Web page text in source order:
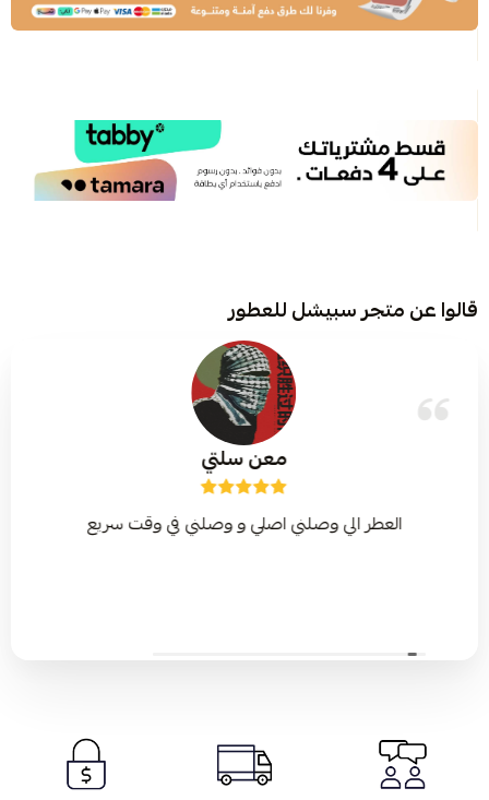
قالوا عن متجر سبيشل للعطور
معن سلتي
العطر الي وصلني اصلي و وصلني في وقت سريع